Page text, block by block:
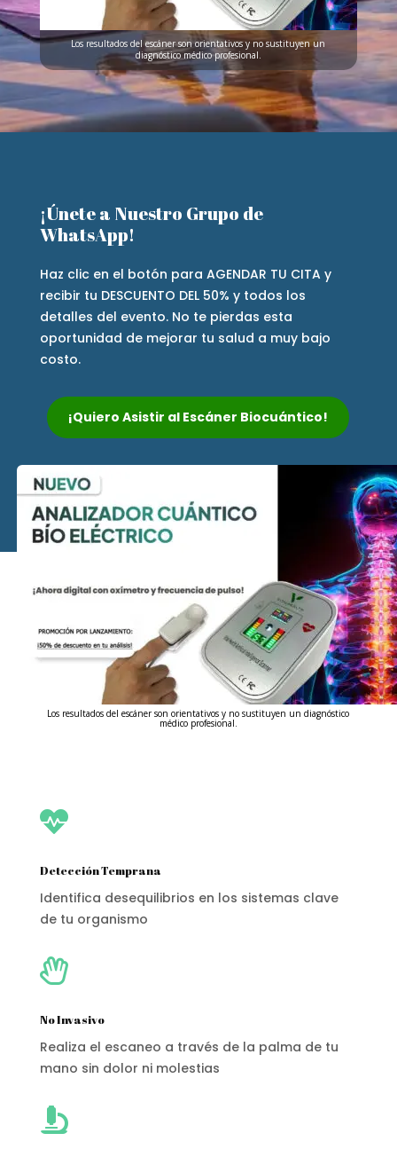
Los resultados del escáner son orientativos y no sustituyen un
diagnóstico médico profesional.
¡Únete a Nuestro Grupo de
WhatsApp!
Haz clic en el botón para AGENDAR TU CITA y
recibir tu DESCUENTO DEL 50% y todos los
detalles del evento. No te pierdas esta
oportunidad de mejorar tu salud a muy bajo
costo.
¡Quiero Asistir al Escáner Biocuántico!
Los resultados del escáner son orientativos y no sustituyen un diagnóstico
médico profesional.

Detección Temprana
Identifica desequilibrios en los sistemas clave
de tu organismo

No Invasivo
Realiza el escaneo a través de la palma de tu
mano sin dolor ni molestias
